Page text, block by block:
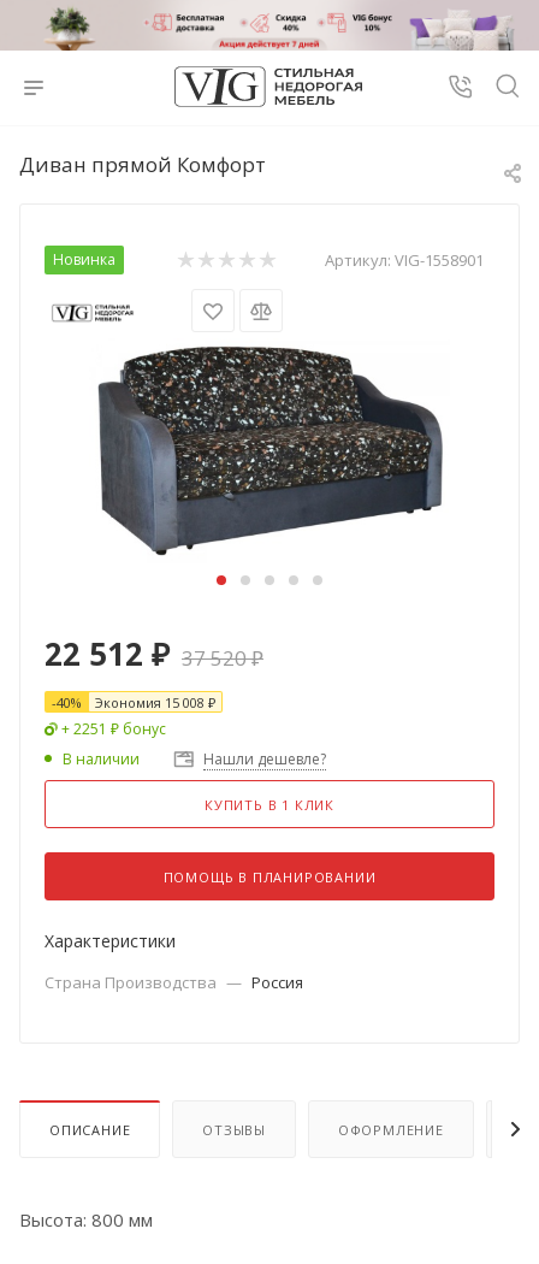
Диван прямой Комфорт
Новинка Артикул: VIG-1558901
22 512 ₽ 37 520₽
-40% Экономия 15 008 ₽
+ 2251 ₽ бонус
В наличии
Нашли дешевле?
КУПИТЬ В 1 КЛИК
ПОМОЩЬ В ПЛАНИРОВАНИИ
Характеристики
Страна Производства — Россия
ОПИСАНИЕ ОТЗЫВЫ ОФОРМЛЕНИЕ
Высота: 800 мм